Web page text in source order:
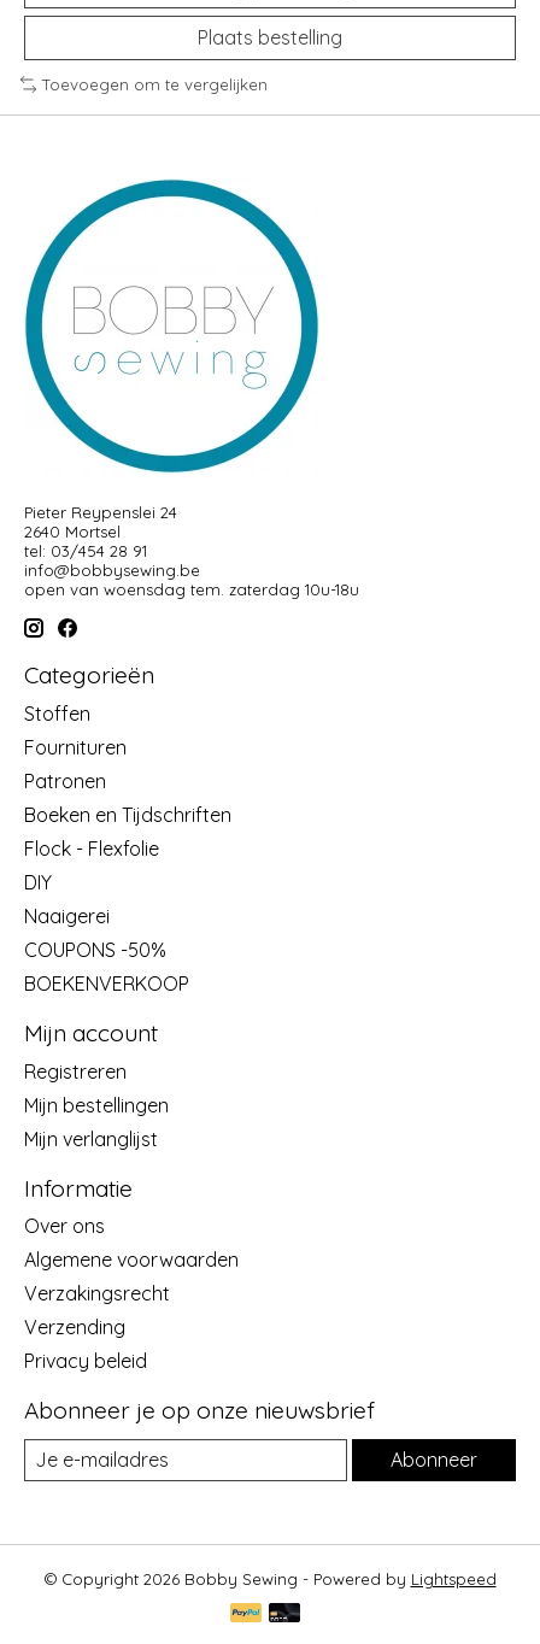
Plaats bestelling
Toevoegen om te vergelijken
Pieter Reypenslei 24
2640 Mortsel
tel: 03/454 28 91
info@bobbysewing.be
open van woensdag tem. zaterdag 10u-18u
Categorieën
Stoffen
Fournituren
Patronen
Boeken en Tijdschriften
Flock - Flexfolie
DIY
Naaigerei
COUPONS -50%
BOEKENVERKOOP
Mijn account
Registreren
Mijn bestellingen
Mijn verlanglijst
Informatie
Over ons
Algemene voorwaarden
Verzakingsrecht
Verzending
Privacy beleid
Abonneer je op onze nieuwsbrief
Abonneer
© Copyright 2026 Bobby Sewing - Powered by Lightspeed